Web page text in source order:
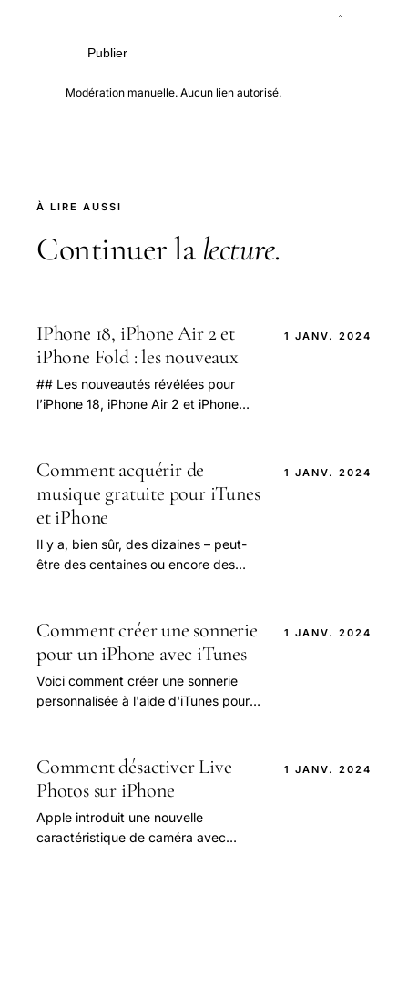
Publier
Modération manuelle. Aucun lien autorisé.
À LIRE AUSSI
Continuer la lecture.
IPhone 18, iPhone Air 2 et
iPhone Fold : les nouveaux
## Les nouveautés révélées pour
l’iPhone 18, iPhone Air 2 et iPhone
passionnés.
1 JANV. 2024
Comment acquérir de
musique gratuite pour iTunes
et iPhone
Il y a, bien sûr, des dizaines – peut-
être des centaines ou encore des
1 JANV. 2024
Comment créer une sonnerie
pour un iPhone avec iTunes
Voici comment créer une sonnerie
personnalisée à l'aide d'iTunes pour
créer.
1 JANV. 2024
Comment désactiver Live
Photos sur iPhone
Apple introduit une nouvelle
caractéristique de caméra avec
1 JANV. 2024